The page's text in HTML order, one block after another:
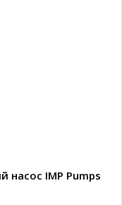
насос IMP Pumps